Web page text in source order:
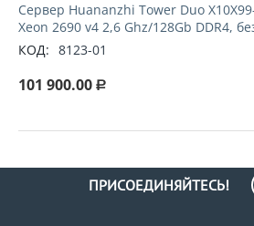
Сервер Huananzhi Tower Duo
Xeon 2690 v4 2,6 Ghz/128Gb DDR4,
КОД: 8123-01
101 900.00 Р
ПРИСОЕДИНЯЙТЕСЬ!